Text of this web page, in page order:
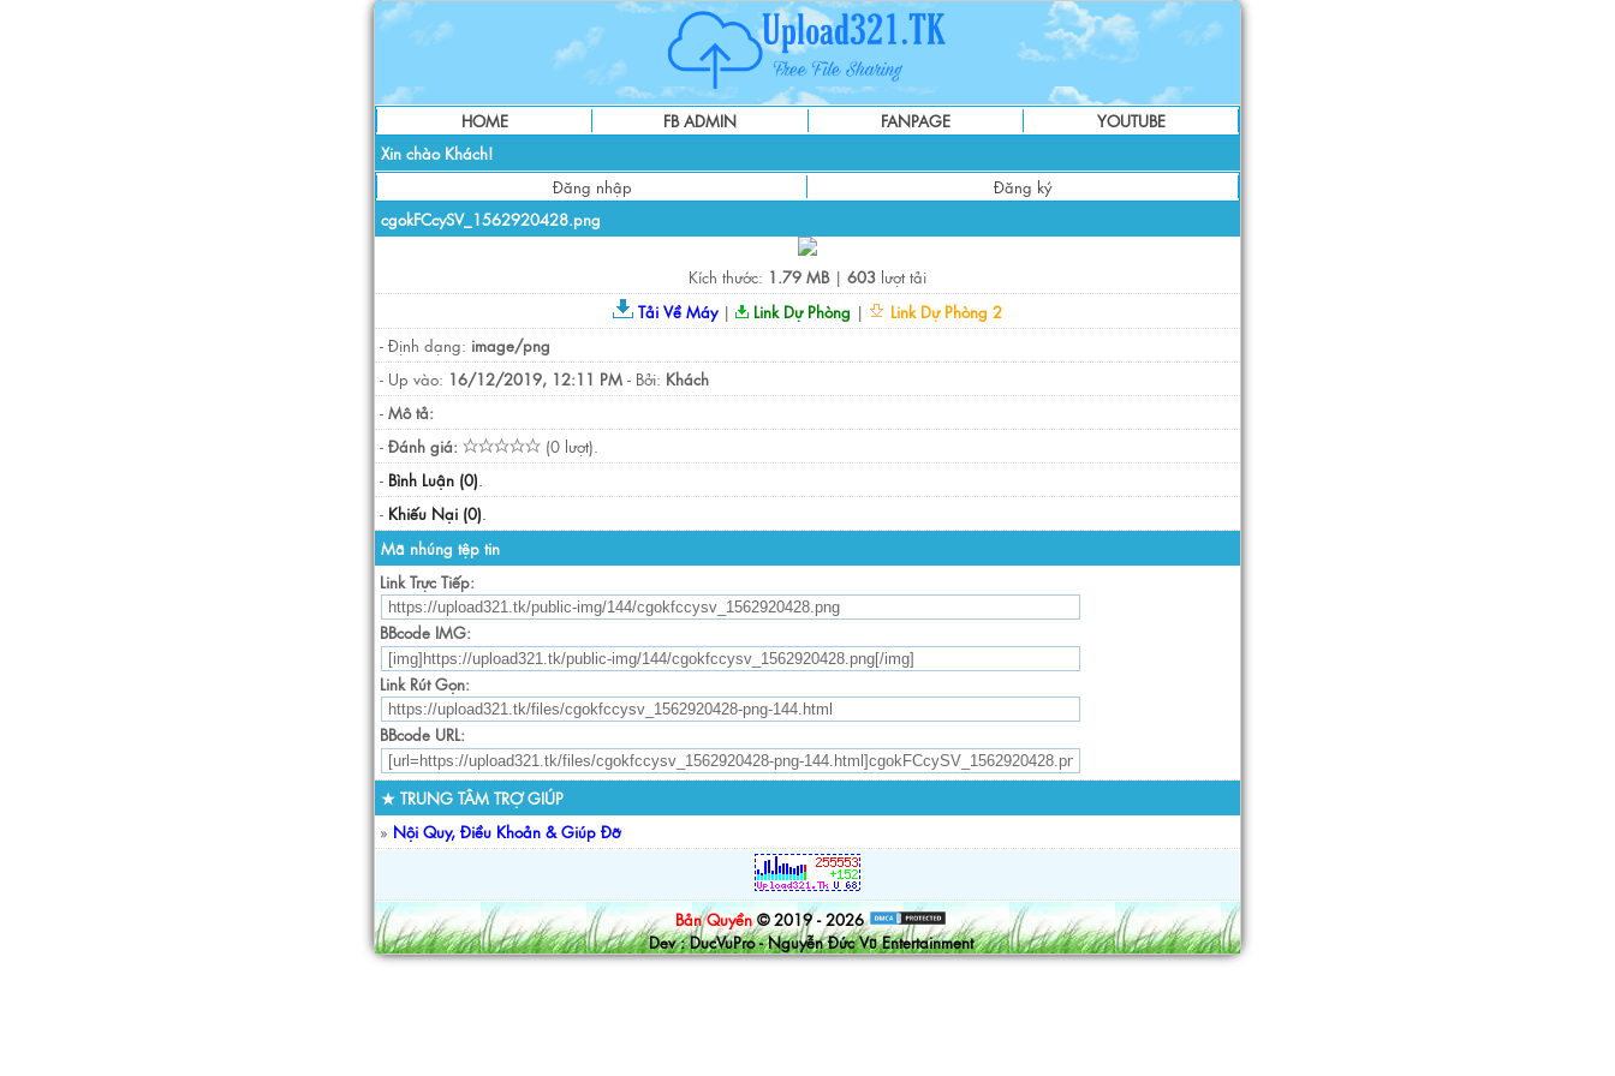
HOME FB ADMIN FANPAGE
YOUTUBE
Xin chào Khách!
Đăng nhập
Đăng ký
cgokFCcySV_1562920428.png
Kích thước: 1.79 MB| 603 lượt tải
Tải Về Máy| Link Dự Phòng |
Link Dự Phòng 2
- Định dạng: image/png
- Up vào: 16/12/2019, 12:11 PM - Bởi: Khách
- Mô tả:
- Đánh giá:
(0 lượt).
- Bình Luận (0).
- Khiếu Nại (0).
Mã nhúng tệp tin
Link Trực Tiếp:
BBcode IMG:
Link Rút Gọn:
BBcode URL:
★ TRUNG TÂM TRỢ GIÚP
» Nội Quy, Điều Khoản & Giúp Đỡ
Bản Quyền © 2019 - 2026
Dev : DucVuPro - Nguyễn Đức Vũ Entertainment